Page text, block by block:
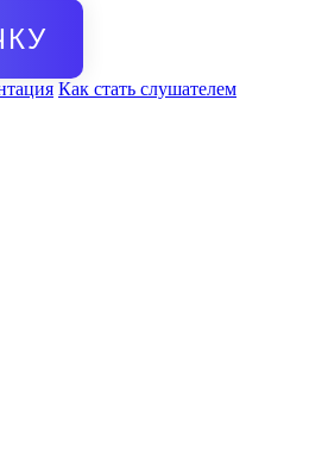
Как стать слушателем